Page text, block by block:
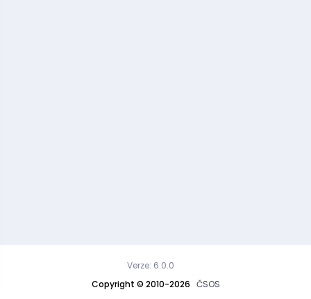
Copyright © 2010-2026 ČSOS
Verze: 6.0.0